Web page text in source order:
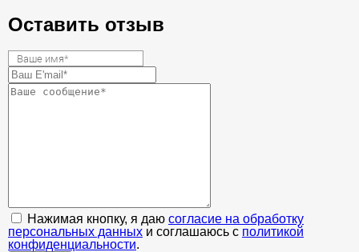
Оставить отзыв
Нажимая кнопку, я даю согласие на обработку
персональных данных и соглашаюсь с политикой
конфиденциальности.